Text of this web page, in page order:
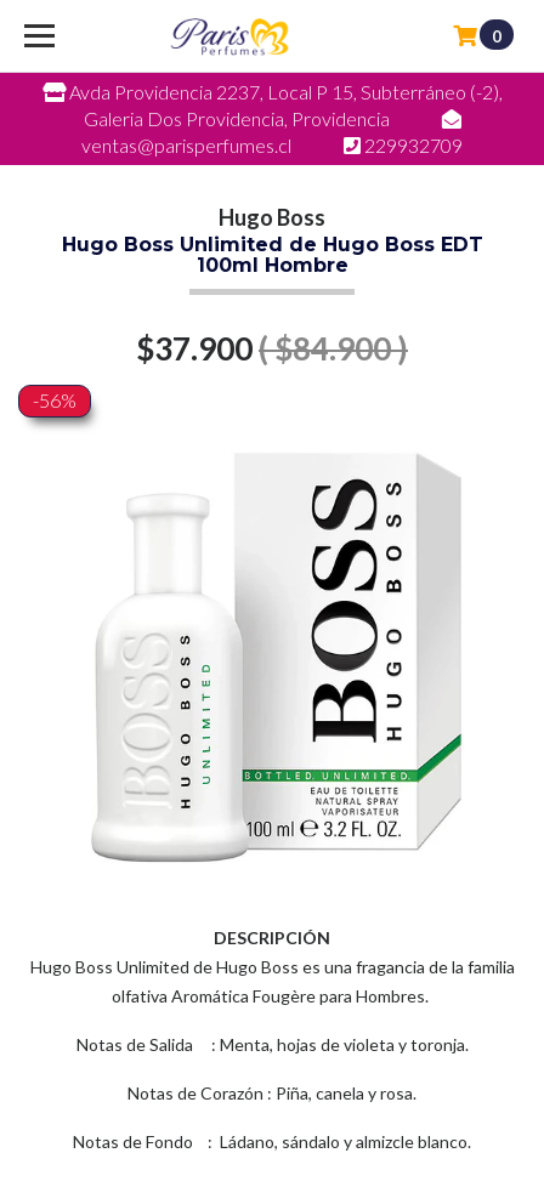
Avda Providencia 2237, Local P 15, Subterráneo (-2),
Galeria Dos Providencia, Providencia
ventas@parisperfumes.cl
229932709
0
Hugo Boss
Hugo Boss Unlimited de Hugo Boss EDT
100ml Hombre
$37.900( $84.900 )
-56%
DESCRIPCIÓN
Hugo Boss Unlimited de Hugo Boss es una fragancia de la familia
olfativa Aromática Fougère para Hombres.
Notas de Salida : Menta, hojas de violeta y toronja.
Notas de Corazón : Piña, canela y rosa.
Notas de Fondo : Ládano, sándalo y almizcle blanco.